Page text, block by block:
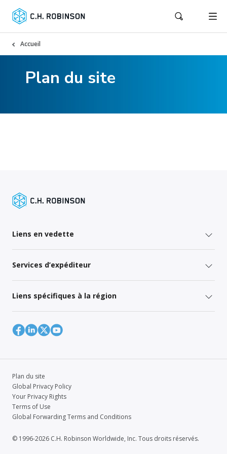
Accueil
Plan du site
Liens en vedette
Services d’expéditeur
Liens spécifiques à la région
Plan du site
Global Privacy Policy
Your Privacy Rights
Terms of Use
Global Forwarding Terms and Conditions
© 1996-2026 C.H. Robinson Worldwide, Inc. Tous droits réservés.